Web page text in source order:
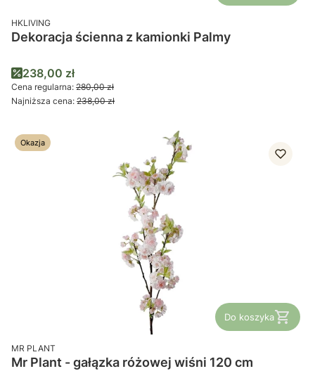
PRODUCENT
HKLIVING
Dekoracja ścienna z kamionki Palmy
Cena promocyjna
238,00 zł
Cena regularna: 280,00 zł
Najniższa cena: 238,00 zł
Okazja
Do koszyka
PRODUCENT
MR PLANT
Mr Plant - gałązka różowej wiśni 120 cm